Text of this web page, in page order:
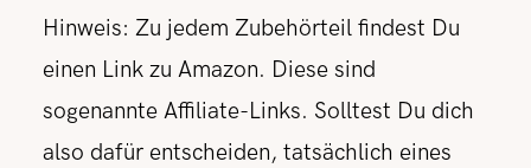
Hinweis: Zu jedem Zubehörteil findest Du
einen Link zu Amazon. Diese sind
sogenannte Affiliate-Links. Solltest Du dich
also dafür entscheiden, tatsächlich eines